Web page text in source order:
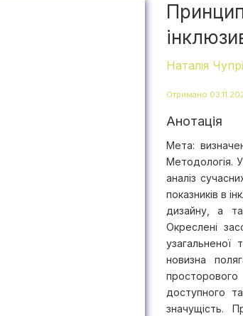
Наталія
Отримано
Анотація
Мета:
Методологія.
аналіз
показників в
дизайну, а
Окреслені
узагальненої
новизна
доступного
значущість.